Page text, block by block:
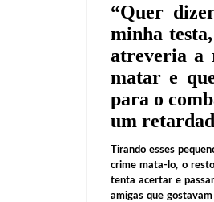
“Quer
minha
atreveria a
matar e
para o
um
Tirando esses
crime mata-lo, o
tenta acertar e
amigas que